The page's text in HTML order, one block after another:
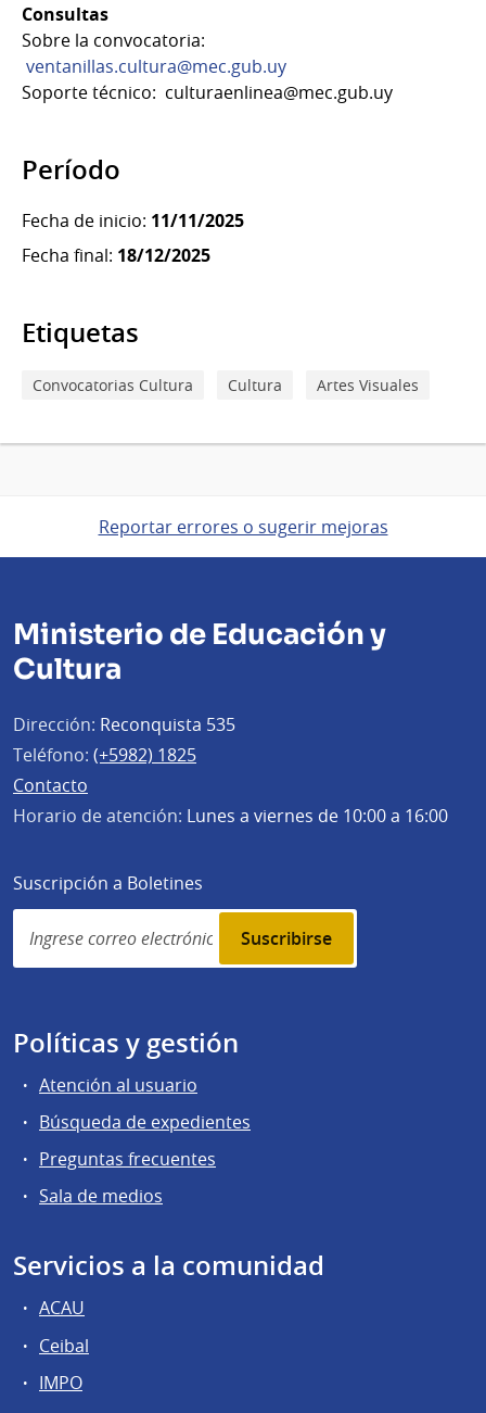
Consultas
Sobre la convocatoria:
ventanillas.cultura@mec.gub.uy
Soporte técnico: culturaenlinea@mec.gub.uy
Período
Fecha de inicio: 11/11/2025
Fecha final: 18/12/2025
Etiquetas
Convocatorias Cultura Cultura Artes Visuales
Reportar errores o sugerir mejoras
Ministerio de Educación y
Cultura
Dirección: Reconquista 535
Teléfono: (+5982) 1825
Contacto
Horario de atención: Lunes a viernes de 10:00 a 16:00
Suscripción a Boletines
Simplenews
subscription
Políticas y gestión
Atención al usuario
Búsqueda de expedientes
Preguntas frecuentes
Sala de medios
Servicios a la comunidad
ACAU
Ceibal
IMPO